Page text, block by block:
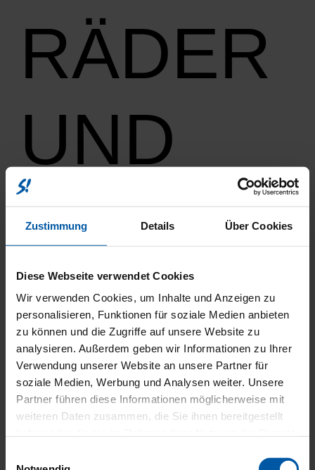
Zustimmung Details Über Cookies
Diese Webseite verwendet Cookies
Wir verwenden Cookies, um Inhalte und Anzeigen zu
personalisieren, Funktionen für soziale Medien anbieten
zu können und die Zugriffe auf unsere Website zu
analysieren. Außerdem geben wir Informationen zu Ihrer
Verwendung unserer Website an unsere Partner für
soziale Medien, Werbung und Analysen weiter. Unsere
Partner führen diese Informationen möglicherweise mit
weiteren Daten zusammen, die Sie ihnen bereitgestellt
RÄDER
UND